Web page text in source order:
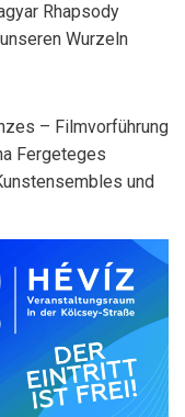
Rhapsody
Wurzeln
– Filmvorführung
Fergeteges
und